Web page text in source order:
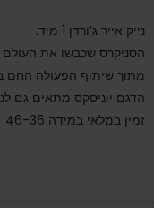
נייק אייר ג’ורדן 1 מיד.
הסניקרס שכבשו את העולם
מתוך שיתוף הפעולה החם
הדגם יוניסקס מתאים גם
זמין במלאי במידה 46-36.